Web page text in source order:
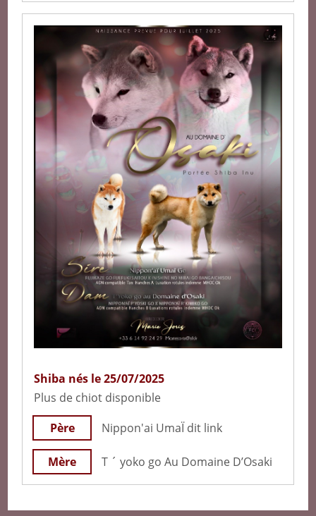
Shiba nés le 25/07/2025
Plus de chiot disponible
Père
Nippon'ai UmaÏ dit link
Mère T ´ yoko go Au Domaine D’Osaki